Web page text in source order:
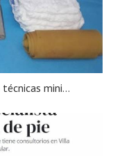
mini...